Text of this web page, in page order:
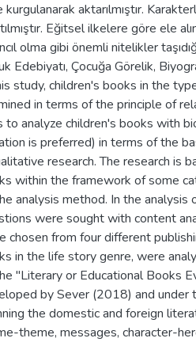
kurgulanarak aktarılmıştır.
Eğitsel ilkelere göre ele
olma gibi önemli nitelikler
Edebiyatı, Çocuğa Görelik,
study, children's books in the
in terms of the principle of
to analyze children's books with
is preferred) in terms of the
research. The research is
within the framework of some
analysis method. In the
were sought with content
chosen from four different
in the life story genre, were
"Literary or Educational Books
by Sever (2018) and
the domestic and foreign
theme, messages, character-